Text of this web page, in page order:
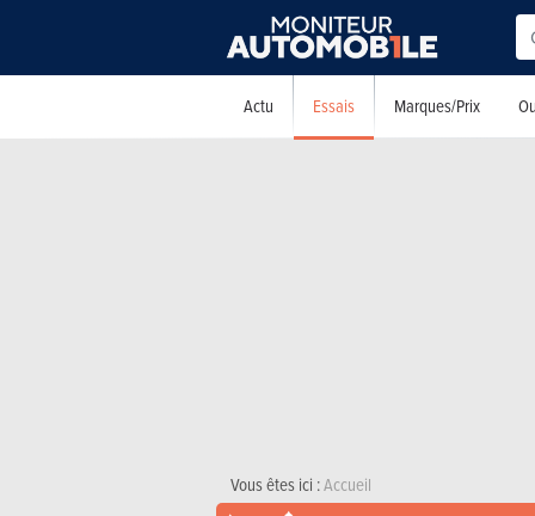
Actu Essais Marques/Prix
Vous êtes ici :Accueil